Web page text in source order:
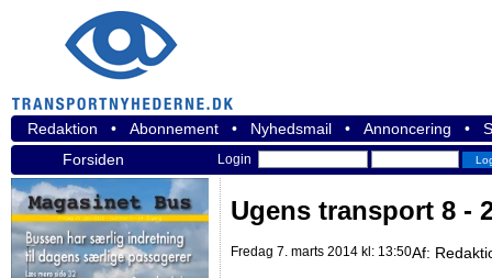
Redaktion • Abonnement • Nyhedsmail • Annoncering •
Forsiden
Login
Ugens transport 8 -
Fredag 7. marts 2014 kl: 13:50Af: